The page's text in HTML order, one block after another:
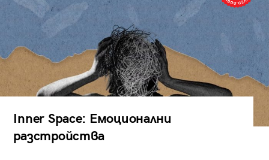
Inner Space: Емоционални
разстройства